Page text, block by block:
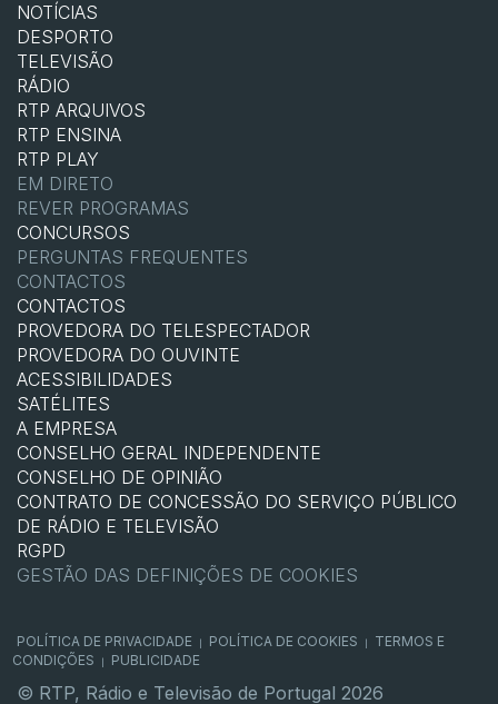
NOTÍCIAS
DESPORTO
TELEVISÃO
RÁDIO
RTP ARQUIVOS
RTP ENSINA
RTP PLAY
EM DIRETO
REVER PROGRAMAS
CONCURSOS
PERGUNTAS FREQUENTES
CONTACTOS
CONTACTOS
PROVEDORA DO TELESPECTADOR
PROVEDORA DO OUVINTE
ACESSIBILIDADES
SATÉLITES
A EMPRESA
CONSELHO GERAL INDEPENDENTE
CONSELHO DE OPINIÃO
CONTRATO DE CONCESSÃO DO SERVIÇO PÚBLICO
DE RÁDIO E TELEVISÃO
RGPD
GESTÃO DAS DEFINIÇÕES DE COOKIES
POLÍTICA DE PRIVACIDADE POLÍTICA DE COOKIES
TERMOS E
CONDIÇÕES
PUBLICIDADE
© RTP, Rádio e Televisão de Portugal 2026